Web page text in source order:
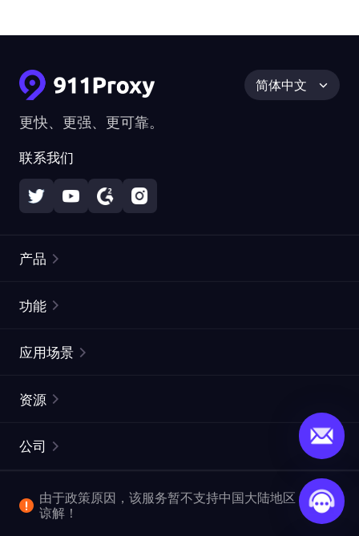
更快、更强、更可靠。
联系我们
简体中文
产品
静态住宅代理
网页抓取 API
视频下载 API
功能
ISP代理
ProxySite
应用场景
市场研究
爬行和索引
资源
常见问题解答
位置
公司
企业服务
由于政策原因，该服务暂不支持中国大陆地区，敬请
谅解！